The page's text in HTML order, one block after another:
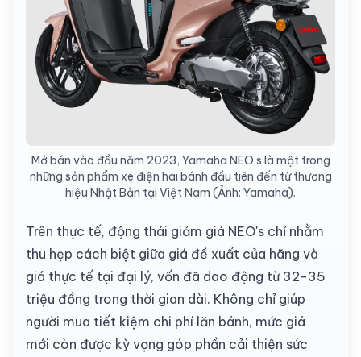
Mở bán vào đầu năm 2023, Yamaha NEO's là một trong
những sản phẩm xe điện hai bánh đầu tiên đến từ thương
hiệu Nhật Bản tại Việt Nam (Ảnh: Yamaha).
Trên thực tế, động thái giảm giá NEO's chỉ nhằm
thu hẹp cách biệt giữa giá đề xuất của hãng và
giá thực tế tại đại lý, vốn đã dao động từ 32-35
triệu đồng trong thời gian dài. Không chỉ giúp
người mua tiết kiệm chi phí lăn bánh, mức giá
mới còn được kỳ vọng góp phần cải thiện sức